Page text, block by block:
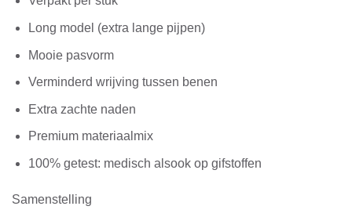
Long model (extra lange pijpen)
Mooie pasvorm
Verminderd wrijving tussen benen
Extra zachte naden
Premium materiaalmix
100% getest: medisch alsook op gifstoffen
Samenstelling